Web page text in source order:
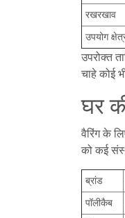
रखरखाव
उपयोग
उपरोक्त
चाहे कोई
घर
वैरिंग के
को कई
ब्रांड
पॉलीकैब